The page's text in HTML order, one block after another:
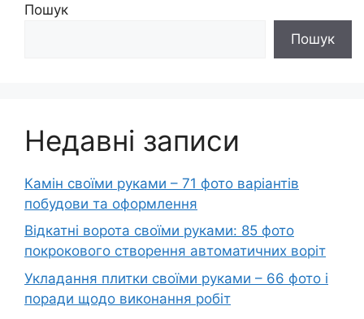
Пошук
Пошук
Недавні записи
Камін своїми руками – 71 фото варіантів
побудови та оформлення
Відкатні ворота своїми руками: 85 фото
покрокового створення автоматичних воріт
Укладання плитки своїми руками – 66 фото і
поради щодо виконання робіт